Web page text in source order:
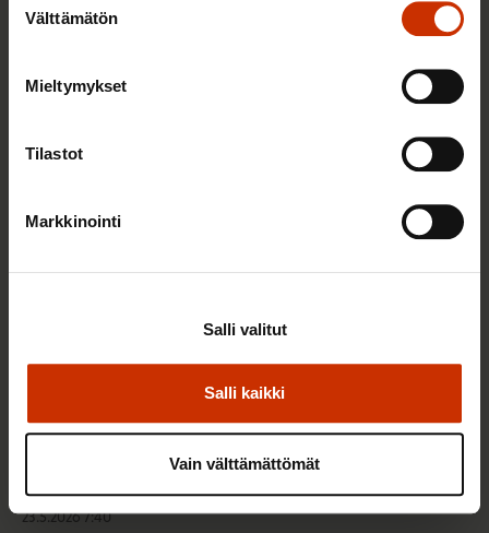
valinta
Välttämätön
Mieltymykset
Tilastot
Markkinointi
Salli kaikki
Salli valitut
Vain välttämättömät
Työelämän ammattilaiset: Panemme olutta,
AY-LIIKE SUOMESSA JA MAAILMALLA
23.5.2026 7:40